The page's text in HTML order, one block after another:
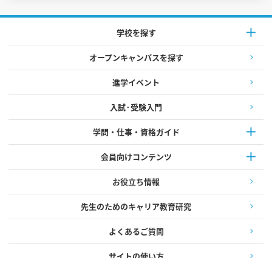
学校を探す
オープンキャンパスを探す
進学イベント
入試·受験入門
学問・仕事・資格ガイド
会員向けコンテンツ
お役立ち情報
先生のためのキャリア教育研究
よくあるご質問